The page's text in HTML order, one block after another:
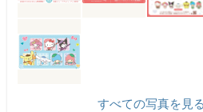
すべての写真を見